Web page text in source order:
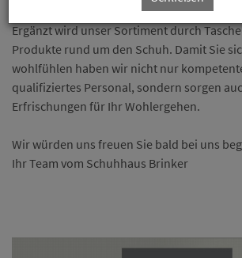
Ergänzt wird unser Sortiment durch
Produkte rund um den Schuh. Damit Sie
wohlfühlen haben wir nicht nur
qualifiziertes Personal, sondern sorgen
Erfrischungen für Ihr Wohlergehen.
Wir würden uns freuen Sie bald bei uns
Ihr Team vom Schuhhaus Brinker